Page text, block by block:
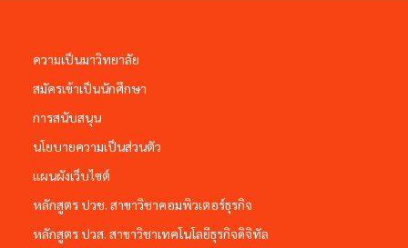
ความเป็นมาวิทยาลัย
สมัครเข้าเป็นนักศึกษา
การสนับสนุน
นโยบายความเป็นส่วนตัว
แผนผังเว็บไซต์
หลักสูตร ปวช. สาขาวิชาคอมพิวเตอร์ธุรกิจ
หลักสูตร ปวส. สาขาวิชาเทคโนโลยีธุรกิจดิจิทัล